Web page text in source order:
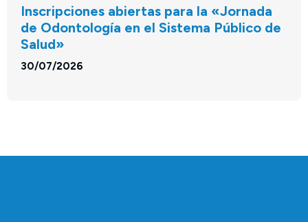
Inscripciones abiertas para la «Jornada
de Odontología en el Sistema Público de
Salud»
30/07/2026